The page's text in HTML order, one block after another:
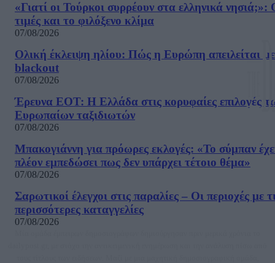
«Γιατί οι Τούρκοι συρρέουν στα ελληνικά νησιά;»:
τιμές και το φιλόξενο κλίμα
07/08/2026
Ολική έκλειψη ηλίου: Πώς η Ευρώπη απειλείται με
blackout
07/08/2026
Έρευνα ΕΟΤ: Η Ελλάδα στις κορυφαίες επιλογές
Ευρωπαίων ταξιδιωτών
07/08/2026
Μπακογιάννη για πρόωρες εκλογές: «Το σύμπαν
πλέον εμπεδώσει πως δεν υπάρχει τέτοιο θέμα»
07/08/2026
Σαρωτικοί έλεγχοι στις παραλίες – Οι περιοχές με
περισσότερες καταγγελίες
07/08/2026